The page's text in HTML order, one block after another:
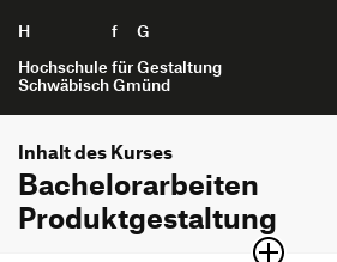
H f
G
Hochschule für Gestaltung
Schwäbisch Gmünd
Zum Seiteninhalt springen
Startseite
Inhalt des Kurses
Bachelorarbeiten
Produktgestaltung